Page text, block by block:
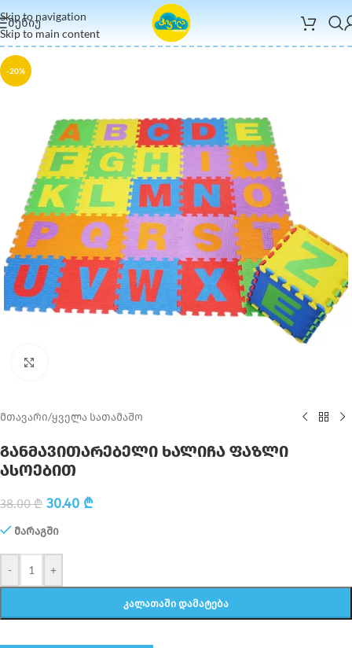
Skip to navigation
Skip to main content
ᲛᲔᲜᲘᲣ
-20%
მთავარი/ყველა სათამაშო
განმავითარებელი ხალიჩა ფაზლი
ასოებით
38.00₾ 30.40 ₾
მარაგში
- +
ᲙᲐᲚᲐᲗᲐᲨᲘ ᲓᲐᲛᲐᲢᲔᲑᲐ